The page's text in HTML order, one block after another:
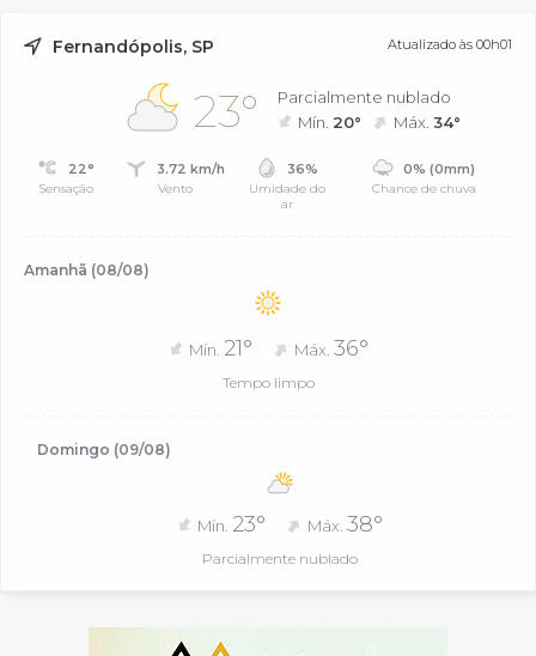
Fernandópolis, SP Atualizado às 00h01
23°
Parcialmente nublado
Mín. 20° Máx.34°
22°
Sensação
3.72 km/h
Vento
36%
Umidade do
ar
0% (0mm)
Chance de chuva
Amanhã (08/08)
Mín. 21° Máx. 36°
Tempo limpo
Domingo (09/08)
Mín. 23° Máx.38°
Parcialmente nublado